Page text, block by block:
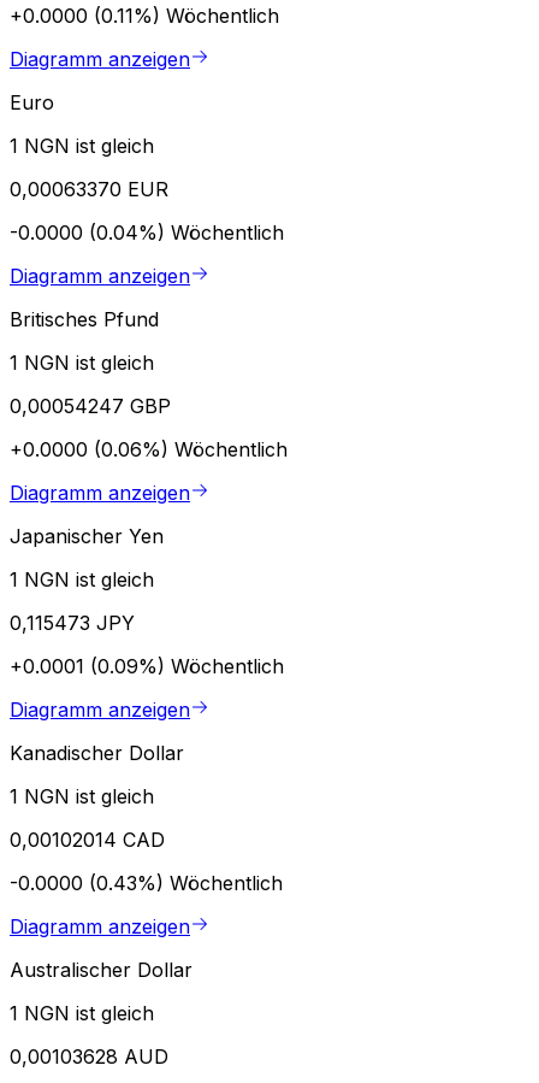
+0.0000 (0.11%) Wöchentlich
Diagramm anzeigen
Euro
1 NGN ist gleich
0,00063370 EUR
-0.0000 (0.04%) Wöchentlich
Diagramm anzeigen
Britisches Pfund
1 NGN ist gleich
0,00054247 GBP
+0.0000 (0.06%) Wöchentlich
Diagramm anzeigen
Japanischer Yen
1 NGN ist gleich
0,115473 JPY
+0.0001 (0.09%) Wöchentlich
Diagramm anzeigen
Kanadischer Dollar
1 NGN ist gleich
0,00102014 CAD
-0.0000 (0.43%) Wöchentlich
Diagramm anzeigen
Australischer Dollar
1 NGN ist gleich
0,00103628 AUD